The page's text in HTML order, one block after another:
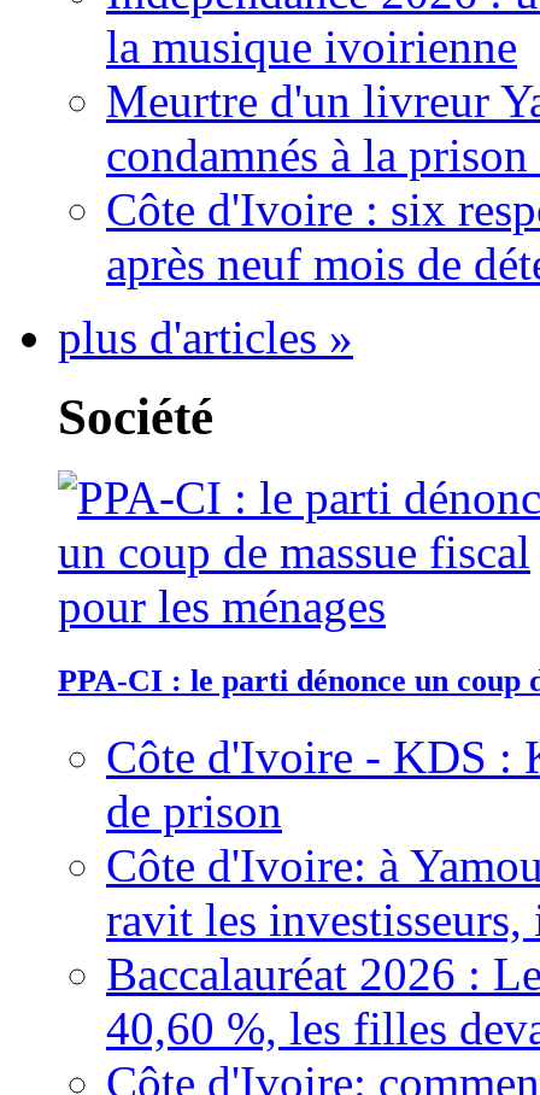
la musique ivoirienne
Meurtre d'un livreur
condamnés à la
Côte d'Ivoire : six
après neuf mois de
plus d'articles »
Société
PPA-CI : le parti dénonce un coup
Côte d'Ivoire - KDS :
de prison
Côte d'Ivoire: à
ravit les
Baccalauréat 2026 :
40,60 %, les filles
Côte d'Ivoire: